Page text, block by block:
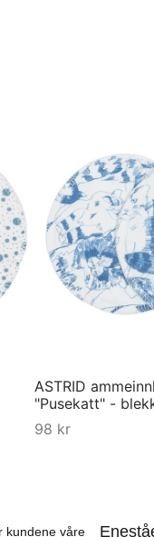
ASTRID
"Pusekatt" -
98 kr